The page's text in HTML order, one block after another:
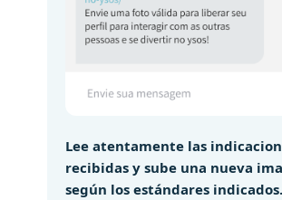
Lee atentamente las
recibidas y sube una nueva
según los estándares indicados.